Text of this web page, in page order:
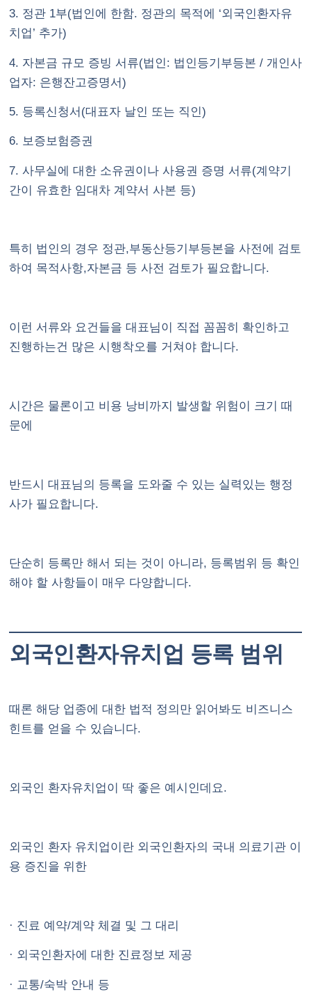
3. 정관 1부(법인에 한함. 정관의 목적에 ‘외국인환자유
치업’ 추가)
4. 자본금 규모 증빙 서류(법인: 법인등기부등본 / 개인사
업자: 은행잔고증명서)
5. 등록신청서(대표자 날인 또는 직인)
6. 보증보험증권
7. 사무실에 대한 소유권이나 사용권 증명 서류(계약기
간이 유효한 임대차 계약서 사본 등)
특히 법인의 경우 정관,부동산등기부등본을 사전에 검토
하여 목적사항,자본금 등 사전 검토가 필요합니다.
이런 서류와 요건들을 대표님이 직접 꼼꼼히 확인하고
진행하는건 많은 시행착오를 거쳐야 합니다.
시간은 물론이고 비용 낭비까지 발생할 위험이 크기 때
문에
반드시 대표님의 등록을 도와줄 수 있는 실력있는 행정
사가 필요합니다.
단순히 등록만 해서 되는 것이 아니라, 등록범위 등 확인
해야 할 사항들이 매우 다양합니다.
외국인환자유치업 등록 범위
때론 해당 업종에 대한 법적 정의만 읽어봐도 비즈니스
힌트를 얻을 수 있습니다.
외국인 환자유치업이 딱 좋은 예시인데요.
외국인 환자 유치업이란 외국인환자의 국내 의료기관 이
용 증진을 위한
· 진료 예약/계약 체결 및 그 대리
· 외국인환자에 대한 진료정보 제공
· 교통/숙박 안내 등